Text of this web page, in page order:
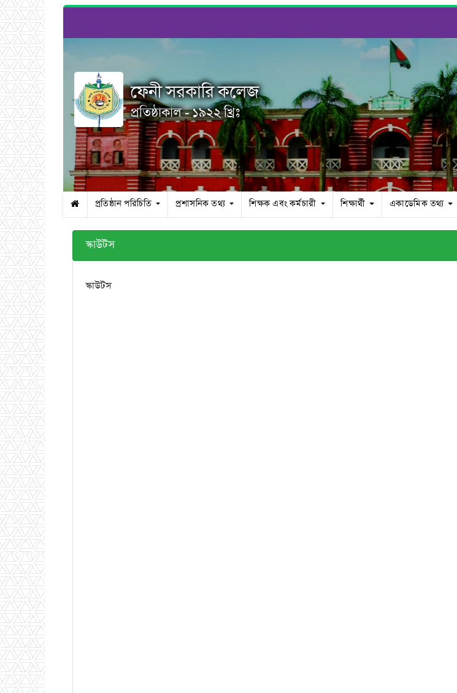
ফেনী সরকারি কলেজ
প্রতিষ্ঠাকাল - ১৯২২ খ্রিঃ
প্রতিষ্ঠান পরিচিতি প্রশাসনিক তথ্য শিক্ষক এবং কর্মচারী শিক্ষার্থী একাডেমিক তথ্য
স্কাউটস
স্কাউটস